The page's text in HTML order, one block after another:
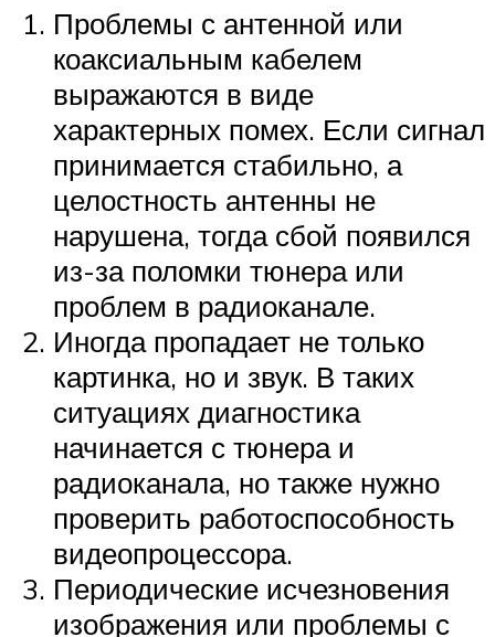
Проблемы с антенной или
коаксиальным кабелем
выражаются в виде
характерных помех. Если сигнал
принимается стабильно, а
целостность антенны не
нарушена, тогда сбой появился
из-за поломки тюнера или
проблем в радиоканале.
Иногда пропадает не только
картинка, но и звук. В таких
ситуациях диагностика
начинается с тюнера и
радиоканала, но также нужно
проверить работоспособность
видеопроцессора.
Периодические исчезновения
изображения или проблемы с